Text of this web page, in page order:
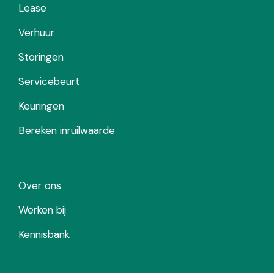
Lease
Verhuur
Storingen
Servicebeurt
Keuringen
Bereken inruilwaarde
Over ons
Werken bij
Kennisbank